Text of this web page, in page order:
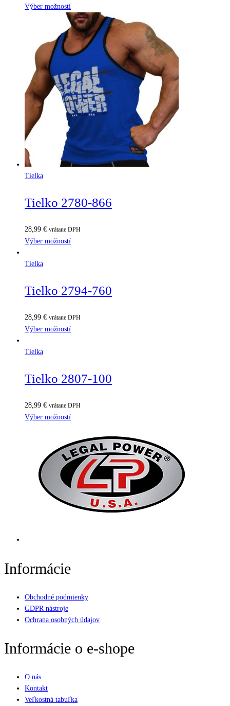
Výber možností
Tielka
Tielko 2780-866
28,99 € vrátane DPH
Výber možností
Tielka
Tielko 2794-760
28,99 € vrátane DPH
Výber možností
Tielka
Tielko 2807-100
28,99 € vrátane DPH
Výber možností
Informácie
Obchodné podmienky
GDPR nástroje
Ochrana osobných údajov
Informácie o e-shope
O nás
Kontakt
Veľkostná tabuľka